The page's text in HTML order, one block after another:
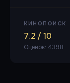
КИНОПОИСК
7.2 / 10
Оценок: 4398